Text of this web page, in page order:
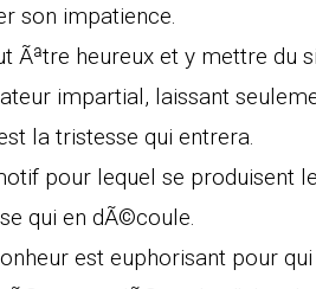
son impatience.
Ãªtre heureux et y mettre du
impartial, laissant
la tristesse qui entrera.
pour lequel se produisent
qui en dÃ©coule.
est euphorisant pour